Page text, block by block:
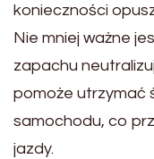
konieczności
Nie mniej ważne
zapachu
pomoże utrzymać
samochodu, co
jazdy.